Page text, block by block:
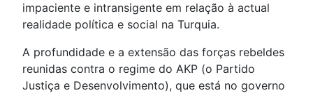
impaciente e intransigente em relação à actual
realidade política e social na Turquia.
A profundidade e a extensão das forças rebeldes
reunidas contra o regime do AKP (o Partido
Justiça e Desenvolvimento), que está no governo